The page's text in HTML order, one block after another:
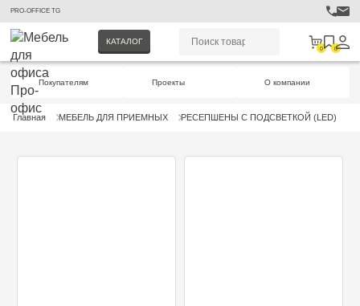
PRO-OFFICE TG
КАТАЛОГ
0 0
Покупателям Проекты О компании
Главная МЕБЕЛЬ ДЛЯ ПРИЕМНЫХ РЕСЕПШЕНЫ С ПОДСВЕТКОЙ (LED)